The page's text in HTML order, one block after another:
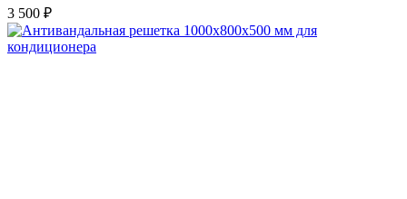
3 500 ₽